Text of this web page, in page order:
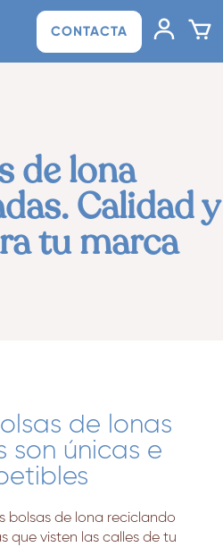
CONTACTA
de lona
Calidad y
tu marca
de lonas
son únicas e
bolsas de lona reciclando
que visten las calles de tu